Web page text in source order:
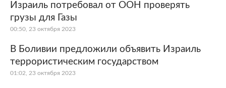
Израиль потребовал от ООН проверять
грузы для Газы
00:50, 23 октября 2023
В Боливии предложили объявить Израиль
террористическим государством
01:02, 23 октября 2023